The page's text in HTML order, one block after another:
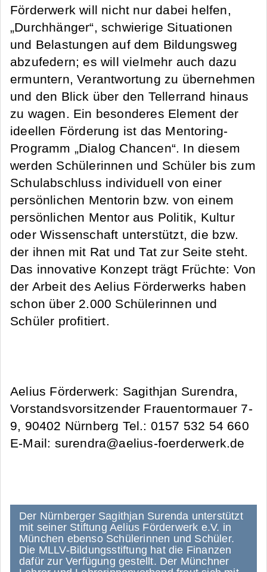
Förderwerk will nicht nur dabei helfen,
„Durchhänger“, schwierige Situationen
und Belastungen auf dem Bildungsweg
abzufedern; es will vielmehr auch dazu
ermuntern, Verantwortung zu übernehmen
und den Blick über den Tellerrand hinaus
zu wagen. Ein besonderes Element der
ideellen Förderung ist das Mentoring-
Programm „Dialog Chancen“. In diesem
werden Schülerinnen und Schüler bis zum
Schulabschluss individuell von einer
persönlichen Mentorin bzw. von einem
persönlichen Mentor aus Politik, Kultur
oder Wissenschaft unterstützt, die bzw.
der ihnen mit Rat und Tat zur Seite steht.
Das innovative Konzept trägt Früchte: Von
der Arbeit des Aelius Förderwerks haben
schon über 2.000 Schülerinnen und
Schüler profitiert.
Aelius Förderwerk: Sagithjan Surendra,
Vorstandsvorsitzender Frauentormauer 7-
9, 90402 Nürnberg Tel.: 0157 532 54 660
E-Mail: surendra@aelius-foerderwerk.de
Der Nürnberger Sagithjan Surenda unterstützt
mit seiner Stiftung Aelius Förderwerk e.V. in
München ebenso Schülerinnen und Schüler.
Die MLLV-Bildungsstiftung hat die Finanzen
dafür zur Verfügung gestellt. Der Münchner